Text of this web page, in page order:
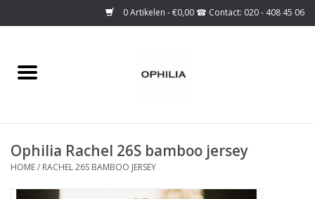
0 Artikelen - €0,00
Home
Over ons
Maattabel
Ophilia Rachel 26S bamboo jersey
HOME/ RACHEL 26S BAMBOO JERSEY